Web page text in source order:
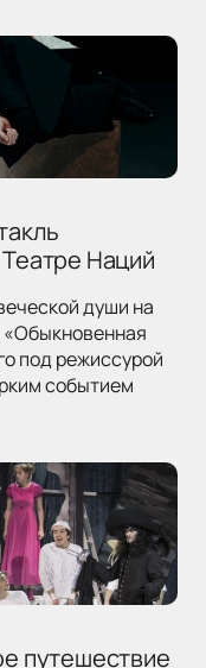
Наций
души на
под режиссурой
событием
путешествие